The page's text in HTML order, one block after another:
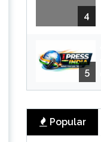
4
5
Popular